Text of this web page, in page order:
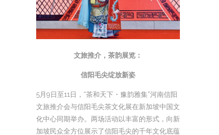
文旅推介，茶韵展览：
信阳毛尖绽放新姿
5月9日至11日，“茶和天下・豫韵雅集”河南信阳
文旅推介会与信阳毛尖茶文化展在新加坡中国文
化中心同期举办。两场活动以丰富的形式，向新
加坡民众全方位展示了信阳毛尖的千年文化底蕴